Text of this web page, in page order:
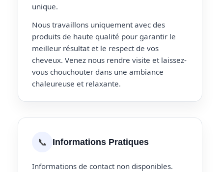
unique.
Nous travaillons uniquement avec des
produits de haute qualité pour garantir le
meilleur résultat et le respect de vos
cheveux. Venez nous rendre visite et laissez-
vous chouchouter dans une ambiance
chaleureuse et relaxante.
📞 Informations Pratiques
Informations de contact non disponibles.